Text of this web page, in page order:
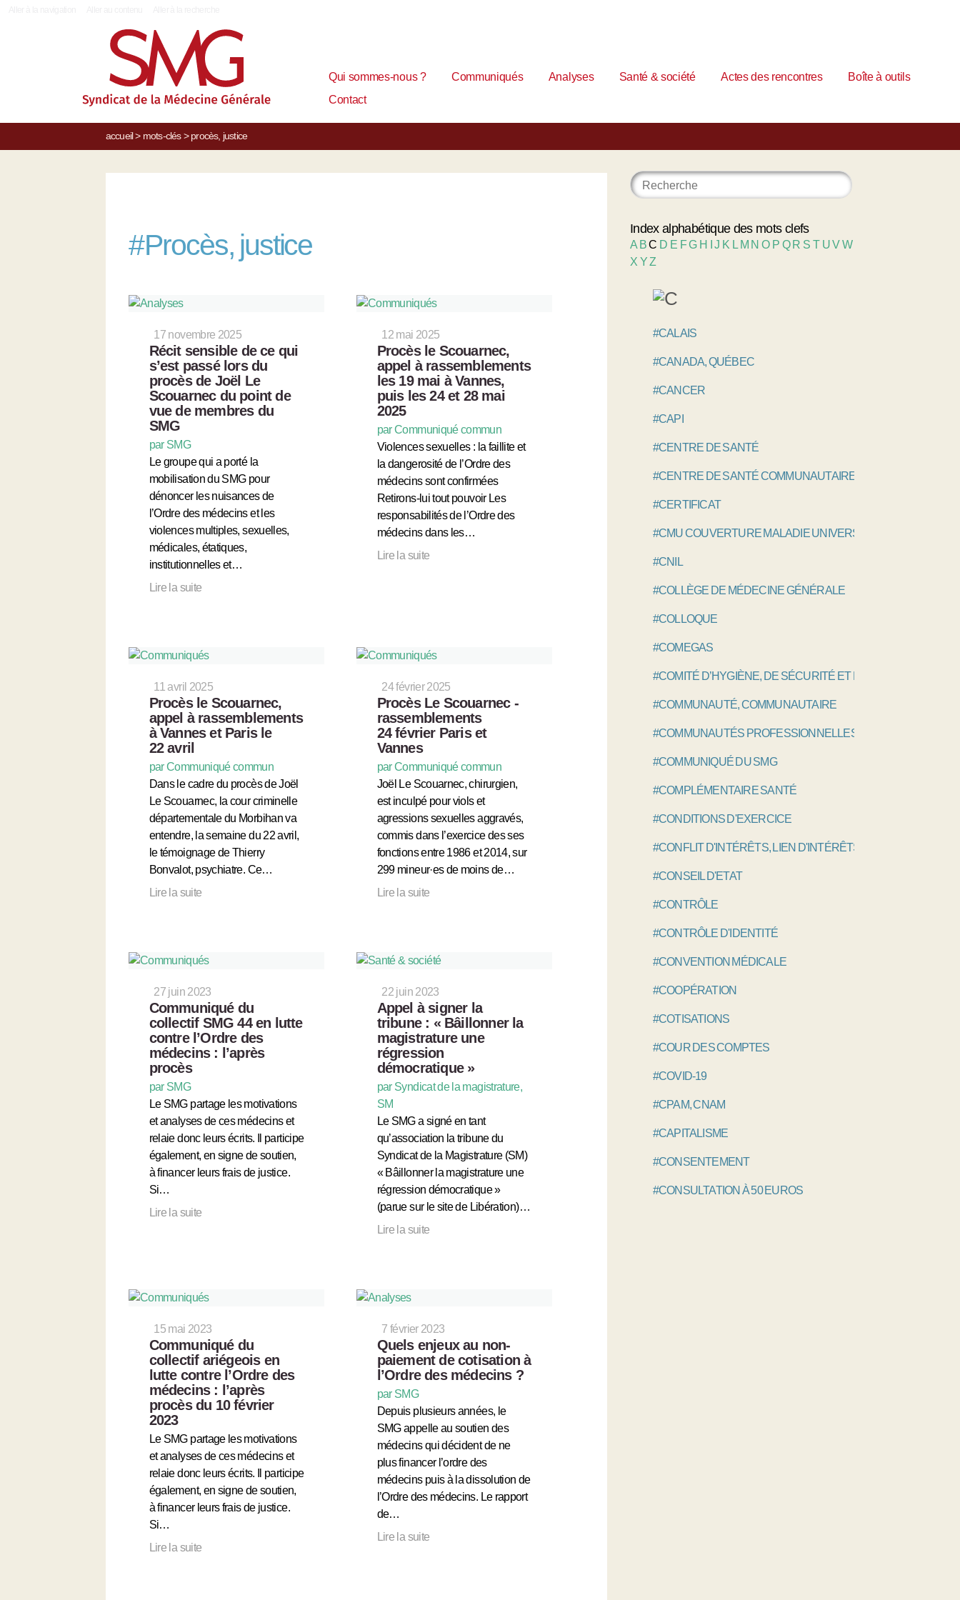
Qui sommes-nous ? Communiqués Analyses Santé & société Actes des rencontres
Boîte à outils
Contact
accueil> mots-clés> procès, justice
#Procès, justice
17 novembre 2025
Récit sensible de ce qui
s’est passé lors du
procès de Joël Le
Scouarnec du point de
vue de membres du
SMG
par SMG
Le groupe qui a porté la
mobilisation du SMG pour
dénoncer les nuisances de
l’Ordre des médecins et les
violences multiples, sexuelles,
médicales, étatiques,
institutionnelles et…
Lire la suite
12 mai 2025
Procès le Scouarnec,
appel à rassemblements
les 19 mai à Vannes,
puis les 24 et 28 mai
2025
par Communiqué commun
Violences sexuelles : la faillite et
la dangerosité de l’Ordre des
médecins sont confirmées
Retirons-lui tout pouvoir Les
responsabilités de l’Ordre des
médecins dans les…
Lire la suite
11 avril 2025
Procès le Scouarnec,
appel à rassemblements
à Vannes et Paris le
22 avril
par Communiqué commun
Dans le cadre du procès de Joël
Le Scouarnec, la cour criminelle
départementale du Morbihan va
entendre, la semaine du 22 avril,
le témoignage de Thierry
Bonvalot, psychiatre. Ce…
Lire la suite
24 février 2025
Procès Le Scouarnec -
rassemblements
24 février Paris et
Vannes
par Communiqué commun
Joël Le Scouarnec, chirurgien,
est inculpé pour viols et
agressions sexuelles aggravés,
commis dans l’exercice des ses
fonctions entre 1986 et 2014, sur
299 mineur·es de moins de…
Lire la suite
27 juin 2023
Communiqué du
collectif SMG 44 en lutte
contre l’Ordre des
médecins : l’après
procès
par SMG
Le SMG partage les motivations
et analyses de ces médecins et
relaie donc leurs écrits. Il participe
également, en signe de soutien,
à financer leurs frais de justice.
Si…
Lire la suite
22 juin 2023
Appel à signer la
tribune : « Bâillonner la
magistrature une
régression
démocratique »
par Syndicat de la magistrature,
SM
Le SMG a signé en tant
qu’association la tribune du
Syndicat de la Magistrature (SM)
« Bâillonner la magistrature une
régression démocratique »
(parue sur le site de Libération)…
Lire la suite
15 mai 2023
Communiqué du
collectif ariégeois en
lutte contre l’Ordre des
médecins : l’après
procès du 10 février
2023
Le SMG partage les motivations
et analyses de ces médecins et
relaie donc leurs écrits. Il participe
également, en signe de soutien,
à financer leurs frais de justice.
Si…
Lire la suite
7 février 2023
Quels enjeux au non-
paiement de cotisation à
l’Ordre des médecins ?
par SMG
Depuis plusieurs années, le
SMG appelle au soutien des
médecins qui décident de ne
plus financer l’ordre des
médecins puis à la dissolution de
l’Ordre des médecins. Le rapport
de…
Lire la suite
Index alphabétique des mots clefs
A BC D E FG H IJ K L M NO P Q R S T UVW
X YZ
#CALAIS
#CANADA, QUÉBEC
#CANCER
#CAPI
#CENTRE DE SANTÉ
#CENTRE DE SANTÉ COMMUNAUTAIRE
#CERTIFICAT
#CMU COUVERTURE MALADIE UNIVERSELLE
#CNIL
#COLLÈGE DE MÉDECINE GÉNÉRALE
#COLLOQUE
#COMEGAS
#COMITÉ D’HYGIÈNE, DE SÉCURITÉ ET DES CONDITIONS
#COMMUNAUTÉ, COMMUNAUTAIRE
#COMMUNAUTÉS PROFESSIONNELLES TERRITORIALES
#COMMUNIQUÉ DU SMG
#COMPLÉMENTAIRE SANTÉ
#CONDITIONS D'EXERCICE
#CONFLIT D'INTÉRÊTS, LIEN D'INTÉRÊTS
#CONSEIL D'ETAT
#CONTRÔLE
#CONTRÔLE D'IDENTITÉ
#CONVENTION MÉDICALE
#COOPÉRATION
#COTISATIONS
#COUR DES COMPTES
#COVID-19
#CPAM, CNAM
#CAPITALISME
#CONSENTEMENT
#CONSULTATION À 50 EUROS